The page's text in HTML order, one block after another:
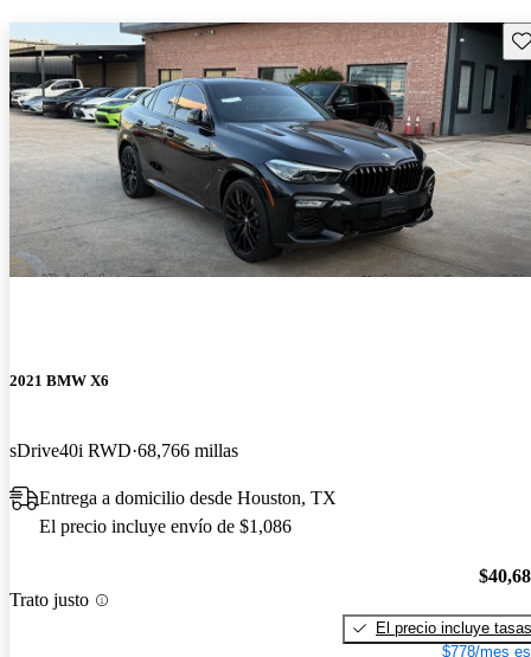
2021 BMW X6
sDrive40i RWD 68,766 millas
Entrega a domicilio desde Houston, TX
El precio incluye envío de $1,086
Trato justo
El precio incluye tasas
$778/mes